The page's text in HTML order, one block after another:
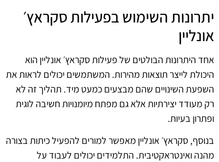
יתרונות השימוש בפעילות סקראץ׳
אונליין
אחד היתרונות הבולטים של פעילות סקראץ׳ אונליין הוא
היכולת לייצר תוצאות מהירות. המשתמשים יכולים לראות את
השפעת השינויים שהם מבצעים כמעט מיד. תהליך זה לא
רק מעודד יצירתיות אלא גם מפתח מיומנויות חשיבה לוגית
ופתרון בעיות.
בנוסף, סקראץ׳ אונליין מאפשר למורים להפעיל כיתות בצורה
מהנה ואינטראקטיבית. התלמידים יכולים לעבוד על